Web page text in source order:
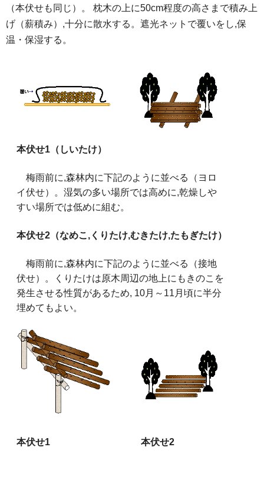
（本伏せも同じ）。 枕木の上に50cm程度の高さまで積み上
げ（薪積み）,十分に散水する。遮光ネットで覆いをし,保
温・保湿する。
本伏せ1（しいたけ）
梅雨前に,森林内に下記のように並べる（ヨロ
イ伏せ）。湿気の多い場所では高めに,乾燥しや
すい場所では低めに組む。
本伏せ2（なめこ,くりたけ,むきたけ,たもぎたけ）
梅雨前に,森林内に下記のように並べる（接地
伏せ）。くりたけは原木周辺の地上にもきのこを
発生させる性質があるため, 10月～11月頃に半分
埋めてもよい。
本伏せ1 本伏せ2